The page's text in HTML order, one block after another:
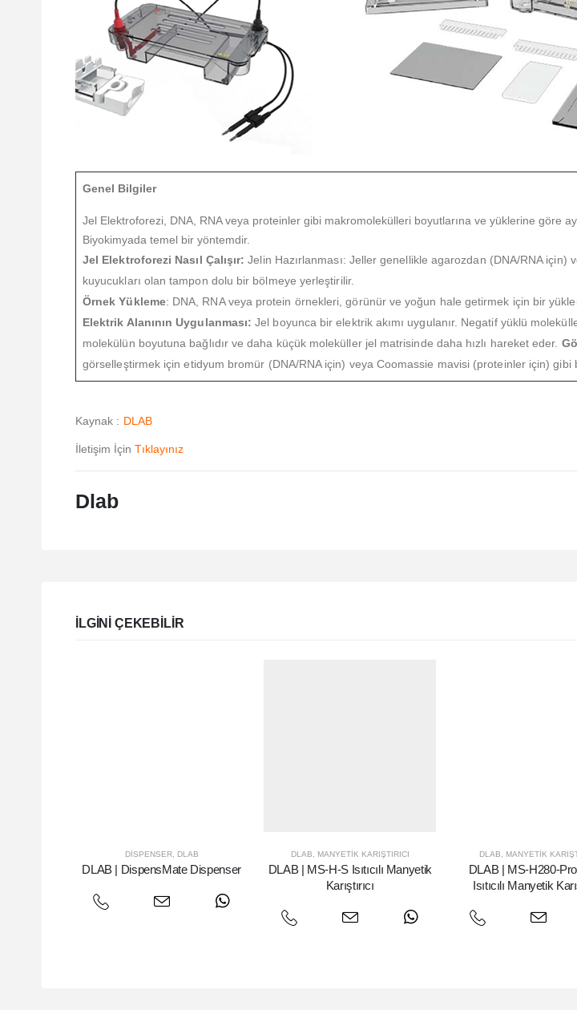
Genel Bilgiler
Jel Elektroforezi, DNA, RNA veya proteinler gibi makromolekülleri boyutlarına ve yüklerine göre
Biyokimyada temel bir yöntemdir.
Jel Elektroforezi Nasıl Çalışır: Jelin Hazırlanması: Jeller genellikle agarozdan (DNA/RNA
kuyucukları olan tampon dolu bir bölmeye yerleştirilir.
Örnek Yükleme: DNA, RNA veya protein örnekleri, görünür ve yoğun hale getirmek için bir
Elektrik Alanının Uygulanması: Jel boyunca bir elektrik akımı uygulanır. Negatif yüklü
molekülün boyutuna bağlıdır ve daha küçük moleküller jel matrisinde daha hızlı hareket eder.
görselleştirmek için etidyum bromür (DNA/RNA için) veya Coomassie mavisi (proteinler için) gibi
Kaynak : DLAB
İletişim İçin Tıklayınız
Dlab
ILGINI ÇEKEBILIR
DISPENSER, DLAB
DLAB | DispensMate Dispenser
DLAB, MANYETIK KARIŞTIRICI
DLAB | MS-H-S Isıtıcılı Manyetik
Karıştırıcı
DLAB, MANYETIK
DLAB | MS-H280-
Isıtıcılı Manyetik